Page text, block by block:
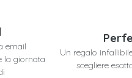
email
la giornata
Un regalo
scegliere